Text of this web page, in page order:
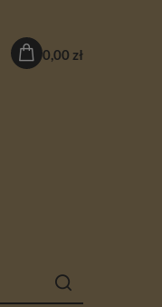
0,00 zł